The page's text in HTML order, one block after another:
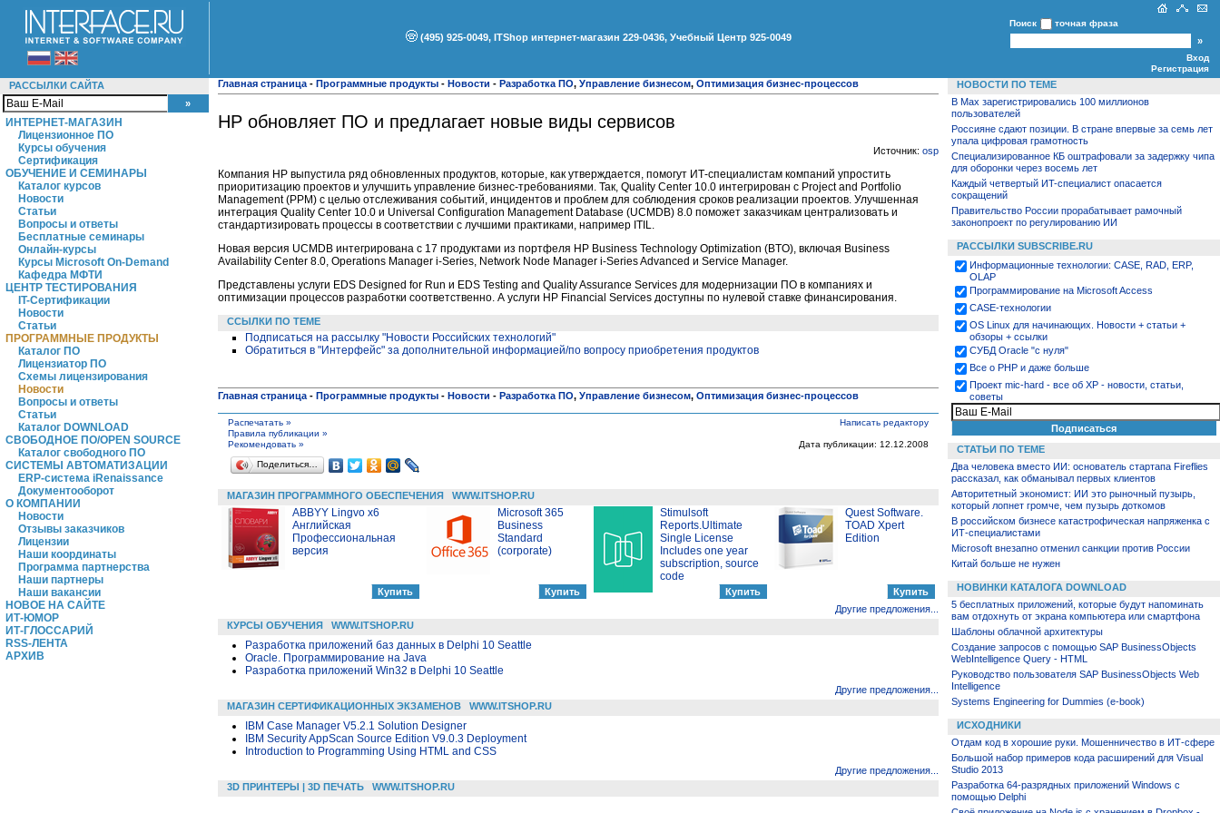
(495) 925-0049, ITShop интернет-магазин 229-0436, Учебный Центр 925-0049
Поиск точная фраза
Вход
Регистрация
РАССЫЛКИ САЙТА
ИНТЕРНЕТ-МАГАЗИН
Лицензионное ПО
Курсы обучения
Сертификация
ОБУЧЕНИЕ И СЕМИНАРЫ
Каталог курсов
Новости
Статьи
Вопросы и ответы
Бесплатные семинары
Онлайн-курсы
Курсы Microsoft On-Demand
Кафедра МФТИ
ЦЕНТР ТЕСТИРОВАНИЯ
IT-Сертификации
Новости
Статьи
ПРОГРАММНЫЕ ПРОДУКТЫ
Каталог ПО
Лицензиатор ПО
Схемы лицензирования
Новости
Вопросы и ответы
Статьи
Каталог DOWNLOAD
СВОБОДНОЕ ПО/OPEN SOURCE
Каталог свободного ПО
СИСТЕМЫ АВТОМАТИЗАЦИИ
ERP-система iRenaissance
Документооборот
О КОМПАНИИ
Новости
Отзывы заказчиков
Лицензии
Наши координаты
Программа партнерства
Наши партнеры
Наши вакансии
НОВОЕ НА САЙТЕ
ИТ-ЮМОР
ИТ-ГЛОССАРИЙ
RSS-ЛЕНТА
АРХИВ
Главная страница - Программные продукты - Новости - Разработка ПО, Управление бизнесом, Оптимизация бизнес-процессов
HP обновляет ПО и предлагает новые виды сервисов
Источник: osp
Компания HP выпустила ряд обновленных продуктов, которые, как утверждается, помогут ИТ-специалистам компаний упростить
приоритизацию проектов и улучшить управление бизнес-требованиями. Так, Quality Center 10.0 интегрирован с Project and Portfolio
Management (PPM) с целью отслеживания событий, инцидентов и проблем для соблюдения сроков реализации проектов. Улучшенная
интеграция Quality Center 10.0 и Universal Configuration Management Database (UCMDB) 8.0 поможет заказчикам централизовать и
стандартизировать процессы в соответствии с лучшими практиками, например ITIL.
Новая версия UCMDB интегрирована с 17 продуктами из портфеля HP Business Technology Optimization (BTO), включая Business
Availability Center 8.0, Operations Manager i-Series, Network Node Manager i-Series Advanced и Service Manager.
Представлены услуги EDS Designed for Run и EDS Testing and Quality Assurance Services для модернизации ПО в компаниях и
оптимизации процессов разработки соответственно. А услуги HP Financial Services доступны по нулевой ставке финансирования.
ССЫЛКИ ПО ТЕМЕ
Подписаться на рассылку "Новости Российских технологий"
Обратиться в "Интерфейс" за дополнительной информацией/по вопросу приобретения продуктов
Главная страница - Программные продукты - Новости - Разработка ПО, Управление бизнесом, Оптимизация бизнес-процессов
Распечатать »
Правила публикации »
Написать редактору
Рекомендовать »
Дата публикации: 12.12.2008
Поделиться…
МАГАЗИН ПРОГРАММНОГО ОБЕСПЕЧЕНИЯ WWW.ITSHOP.RU
ABBYY Lingvo x6
Английская
Профессиональная
версия
Microsoft 365
Business
Standard
(corporate)
Stimulsoft
Reports.Ultimate
Single License
Includes one year
subscription, source
code
Quest Software.
TOAD Xpert
Edition
Другие предложения...
КУРСЫ ОБУЧЕНИЯ
WWW.ITSHOP.RU
Разработка приложений баз данных в Delphi 10 Seattle
Oracle. Программирование на Java
Разработка приложений Win32 в Delphi 10 Seattle
Другие предложения...
МАГАЗИН СЕРТИФИКАЦИОННЫХ ЭКЗАМЕНОВ
WWW.ITSHOP.RU
IBM Case Manager V5.2.1 Solution Designer
IBM Security AppScan Source Edition V9.0.3 Deployment
Introduction to Programming Using HTML and CSS
Другие предложения...
3D ПРИНТЕРЫ | 3D ПЕЧАТЬ
WWW.ITSHOP.RU
НОВОСТИ ПО ТЕМЕ
В Max зарегистрировались 100 миллионов
пользователей
Россияне сдают позиции. В стране впервые за семь лет
упала цифровая грамотность
Специализированное КБ оштрафовали за задержку чипа
для оборонки через восемь лет
Каждый четвертый ИT-специалист опасается
сокращений
Правительство России прорабатывает рамочный
законопроект по регулированию ИИ
РАССЫЛКИ SUBSCRIBE.RU
Информационные технологии: CASE, RAD, ERP,
OLAP
Программирование на Microsoft Access
CASE-технологии
OS Linux для начинающих. Новости + статьи +
обзоры + ссылки
СУБД Oracle "с нуля"
Все о PHP и даже больше
Проект mic-hard - все об XP - новости, статьи,
советы
СТАТЬИ ПО ТЕМЕ
Два человека вместо ИИ: основатель стартапа Fireflies
рассказал, как обманывал первых клиентов
Авторитетный экономист: ИИ это рыночный пузырь,
который лопнет громче, чем пузырь доткомов
В российском бизнесе катастрофическая напряженка с
ИТ-специалистами
Microsoft внезапно отменил санкции против России
Китай больше не нужен
НОВИНКИ КАТАЛОГА DOWNLOAD
5 бесплатных приложений, которые будут напоминать
вам отдохнуть от экрана компьютера или смартфона
Шаблоны облачной архитектуры
Создание запросов с помощью SAP BusinessObjects
WebIntelligence Query - HTML
Руководство пользователя SAP BusinessObjects Web
Intelligence
Systems Engineering for Dummies (e-book)
ИСХОДНИКИ
Отдам код в хорошие руки. Мошенничество в ИТ-сфере
Большой набор примеров кода расширений для Visual
Studio 2013
Разработка 64-разрядных приложений Windows с
помощью Delphi